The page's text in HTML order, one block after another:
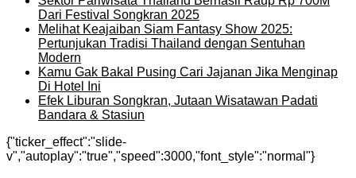
Dari Festival Songkran 2025
Melihat Keajaiban Siam Fantasy Show 2025:
Pertunjukan Tradisi Thailand dengan Sentuhan
Modern
Kamu Gak Bakal Pusing Cari Jajanan Jika Menginap
Di Hotel Ini
Efek Liburan Songkran, Jutaan Wisatawan Padati
Bandara & Stasiun
{"ticker_effect":"slide-
v","autoplay":"true","speed":3000,"font_style":"normal"}